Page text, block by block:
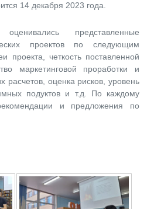
14 декабря 2023 года.
представленные
проектов по следующим
проекта, четкость поставленной
маркетинговой проработки и
расчетов, оценка рисков, уровень
подуктов и т.д. По каждому
и предложения по